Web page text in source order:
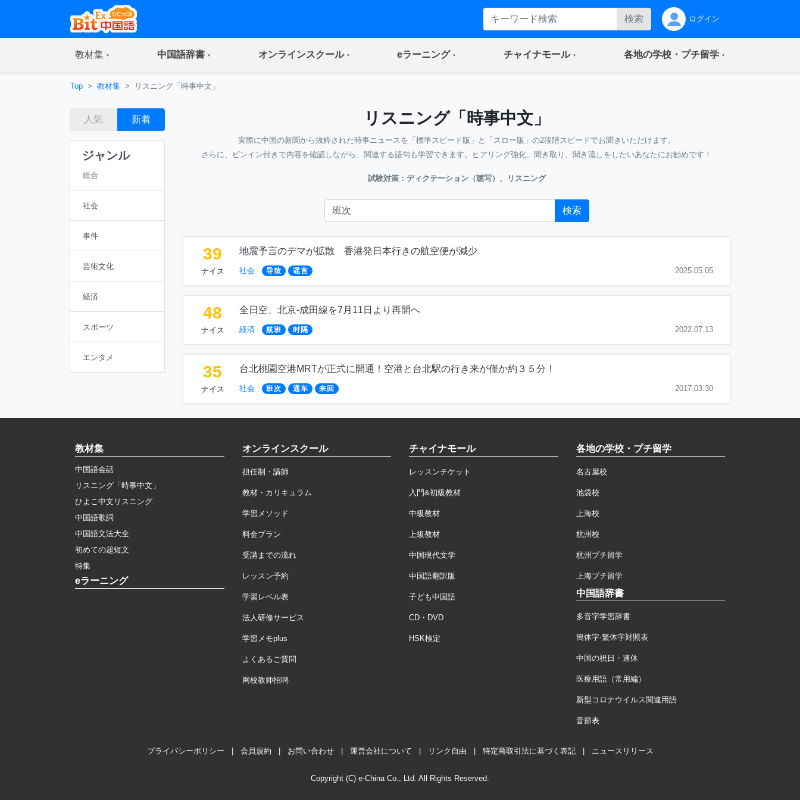
検索 ログイン
教材集(current) 中国語辞書(current) オンラインスクール(current) eラーニング(current) チャイナモール(current) 各地の学校・プチ留学(current)
Top 教材集 リスニング「時事中文」
人気 新着
ジャンル
総合
社会
事件
芸術文化
経済
スポーツ
エンタメ
リスニング「時事中文」
実際に中国の新聞から抜粋された時事ニュースを「標準スピード版」と「スロー版」の2段階スピードでお聞きいただけます。
さらに、ピンイン付きで内容を確認しながら、関連する語句も学習できます。ヒアリング強化、聞き取り、聞き流しをしたいあなたにお勧めです！
試験対策：ディクテーション（聴写）、リスニング
検索
39
ナイス
地震予言のデマが拡散 香港発日本行きの航空便が減少
社会 导致 谣言 2025.05.05
48
ナイス
全日空、北京-成田線を7月11日より再開へ
経済 航班 时隔 2022.07.13
35
ナイス
台北桃園空港MRTが正式に開通！空港と台北駅の行き来が僅か約３５分！
社会 班次 通车 来回 2017.03.30
教材集
中国語会話
リスニング「時事中文」
ひよこ中文リスニング
中国語歌詞
中国語文法大全
初めての超短文
特集
eラーニング
オンラインスクール
担任制・講師
教材・カリキュラム
学習メソッド
料金プラン
受講までの流れ
レッスン予約
学習レベル表
法人研修サービス
学習メモplus
よくあるご質問
网校教师招聘
チャイナモール
レッスンチケット
入門&初級教材
中級教材
上級教材
中国現代文学
中国語翻訳版
子ども中国語
CD・DVD
HSK検定
各地の学校・プチ留学
名古屋校
池袋校
上海校
杭州校
杭州プチ留学
上海プチ留学
中国語辞書
多音字学習辞書
簡体字·繁体字対照表
中国の祝日・連休
医療用語（常用編）
新型コロナウイルス関連用語
音節表
プライバシーポリシー 会員規約 お問い合わせ 運営会社について リンク自由 特定商取引法に基づく表記 ニュースリリース
Copyright (C) e-China Co., Ltd. All Rights Reserved.